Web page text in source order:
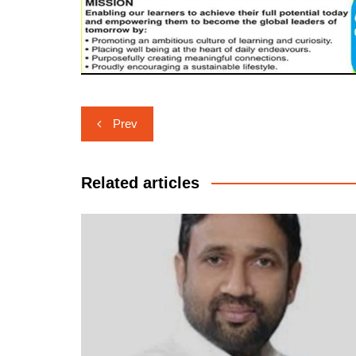
Post
navigation
Prev
Related articles